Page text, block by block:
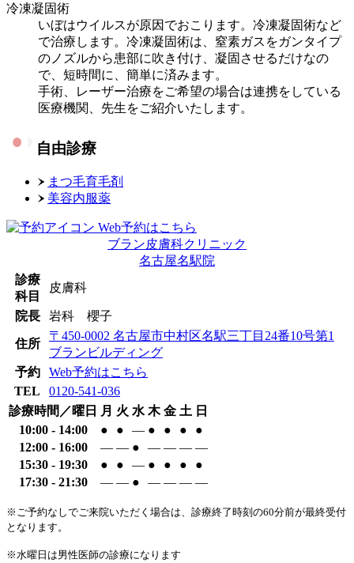
冷凍凝固術
いぼはウイルスが原因でおこります。冷凍凝固術など
で治療します。冷凍凝固術は、窒素ガスをガンタイプ
のノズルから患部に吹き付け、凝固させるだけなの
で、短時間に、簡単に済みます。
手術、レーザー治療をご希望の場合は連携をしている
医療機関、先生をご紹介いたします。
自由診療
まつ毛育毛剤
美容内服薬
Web予約はこちら
ブラン皮膚科クリニック
名古屋名駅院
診療
科目
皮膚科
院長 岩科 櫻子
住所
〒450-0002 名古屋市中村区名駅三丁目24番10号第1
ブランビルディング
予約
Web予約はこちら
TEL
0120-541-036
診療時間／曜日
月 火 水 木 金 土 日
10:00 - 14:00
● ● ― ● ● ●
●
12:00 - 16:00
― ― ● ― ― ― ―
15:30 - 19:30
● ● ― ● ● ●
●
17:30 - 21:30
― ― ● ― ― ― ―
※ご予約なしでご来院いただく場合は、診療終了時刻の60分前が最終受付
となります。
※水曜日は男性医師の診療になります